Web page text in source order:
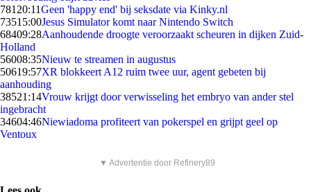
781 20:11Geen 'happy end' bij seksdate via Kinky.nl
73515:00Jesus Simulator komt naar Nintendo Switch
68409:28Aanhoudende droogte veroorzaakt scheuren in dijken Zuid-
Holland
56008:35Nieuw te streamen in augustus
50619:57XR blokkeert A12 ruim twee uur, agent gebeten bij
aanhouding
38521:14Vrouw krijgt door verwisseling het embryo van ander stel
ingebracht
34604:46Niewiadoma profiteert van pokerspel en grijpt geel op
Ventoux
▼ Advertentie door Refinery89